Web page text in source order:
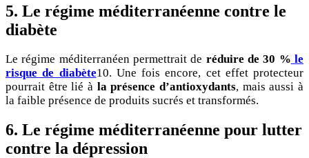
5. Le régime méditerranéenne contre le
diabète
Le régime méditerranéen permettrait de réduire de 30 % le
risque de diabète10. Une fois encore, cet effet protecteur
pourrait être lié à la présence d’antioxydants, mais aussi à
la faible présence de produits sucrés et transformés.
6. Le régime méditerranéenne pour lutter
contre la dépression